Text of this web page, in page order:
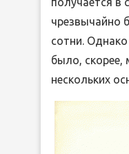
чрезвычайно
сотни.
было, скорее,
нескольких